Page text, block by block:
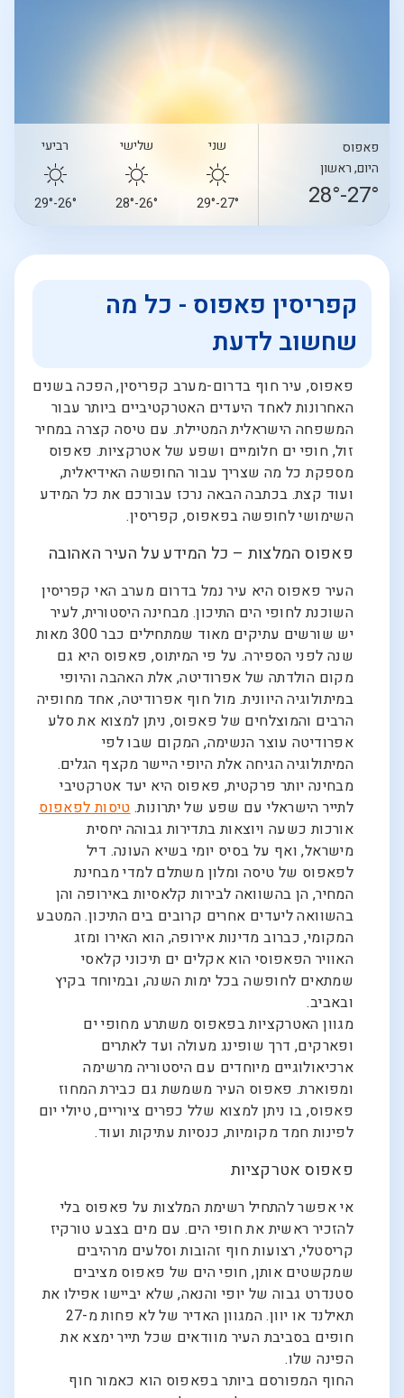
פאפוס
היום, ראשון
27°-28°
שני
27°-29°
שלישי
26°-28°
רביעי
26°-29°
קפריסין פאפוס - כל מה
שחשוב לדעת
פאפוס, עיר חוף בדרום-מערב קפריסין, הפכה בשנים
האחרונות לאחד היעדים האטרקטיביים ביותר עבור
המשפחה הישראלית המטיילת. עם טיסה קצרה במחיר
זול, חופי ים חלומיים ושפע של אטרקציות. פאפוס
מספקת כל מה שצריך עבור החופשה האידיאלית,
ועוד קצת. בכתבה הבאה נרכז עבורכם את כל המידע
השימושי לחופשה בפאפוס, קפריסין.
פאפוס המלצות – כל המידע על העיר האהובה
העיר פאפוס היא עיר נמל בדרום מערב האי קפריסין
השוכנת לחופי הים התיכון. מבחינה היסטורית, לעיר
יש שורשים עתיקים מאוד שמתחילים כבר 300 מאות
שנה לפני הספירה. על פי המיתוס, פאפוס היא גם
מקום הולדתה של אפרודיטה, אלת האהבה והיופי
במיתולוגיה היוונית. מול חוף אפרודיטה, אחד מחופיה
הרבים והמוצלחים של פאפוס, ניתן למצוא את סלע
אפרודיטה עוצר הנשימה, המקום שבו לפי
המיתולוגיה הגיחה אלת היופי היישר מקצף הגלים.
מבחינה יותר פרקטית, פאפוס היא יעד אטרקטיבי
לתייר הישראלי עם שפע של יתרונות.טיסות לפאפוס
אורכות כשעה ויוצאות בתדירות גבוהה יחסית
מישראל, ואף על בסיס יומי בשיא העונה. דיל
לפאפוס של טיסה ומלון משתלם למדי מבחינת
המחיר, הן בהשוואה לבירות קלאסיות באירופה והן
בהשוואה ליעדים אחרים קרובים בים התיכון. המטבע
המקומי, כברוב מדינות אירופה, הוא האירו ומזג
האוויר הפאפוסי הוא אקלים ים תיכוני קלאסי
שמתאים לחופשה בכל ימות השנה, ובמיוחד בקיץ
ובאביב.
מגוון האטרקציות בפאפוס משתרע מחופי ים
ופארקים, דרך שופינג מעולה ועד לאתרים
ארכיאולוגיים מיוחדים עם היסטוריה מרשימה
ומפוארת. פאפוס העיר משמשת גם כבירת המחוז
פאפוס, בו ניתן למצוא שלל כפרים ציוריים, טיולי יום
לפינות חמד מקומיות, כנסיות עתיקות ועוד.
פאפוס אטרקציות
אי אפשר להתחיל רשימת המלצות על פאפוס בלי
להזכיר ראשית את חופי הים. עם מים בצבע טורקיז
קריסטלי, רצועות חוף זהובות וסלעים מרהיבים
שמקשטים אותן, חופי הים של פאפוס מציבים
סטנדרט גבוה של יופי והנאה, שלא יביישו אפילו את
תאילנד או יוון. המגוון האדיר של לא פחות מ-27
חופים בסביבת העיר מוודאים שכל תייר ימצא את
הפינה שלו.
החוף המפורסם ביותר בפאפוס הוא כאמור חוף